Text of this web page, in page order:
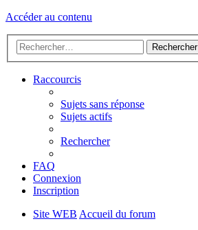
Accéder au contenu
Rechercher
Raccourcis
Sujets sans réponse
Sujets actifs
Rechercher
FAQ
Connexion
Inscription
Site WEB Accueil du forum